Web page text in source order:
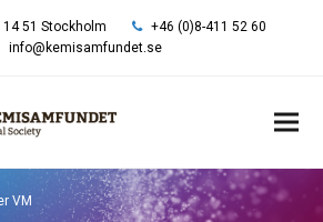
51 Stockholm
+46 (0)8-411 52 60
info@kemisamfundet.se
VM